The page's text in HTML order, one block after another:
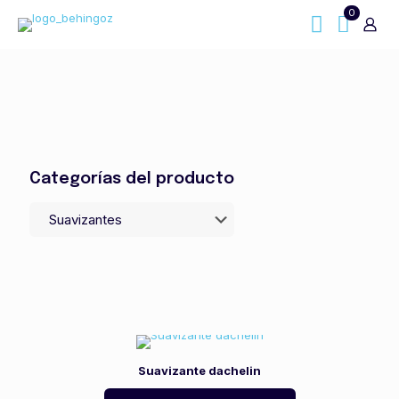
0
Categorías del producto
Suavizante dachelin